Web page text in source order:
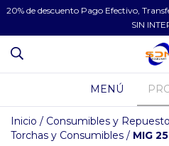
20% de descuento Pago Efectivo,
SIN
MENÚ
Inicio / Consumibles y
Torchas y Consumibles / MIG